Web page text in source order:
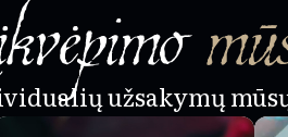
užsakymų